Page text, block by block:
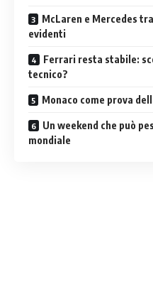
McLaren e Mercedes
evidenti
Ferrari resta stabile:
tecnico?
Monaco come prova
Un weekend che può
mondiale